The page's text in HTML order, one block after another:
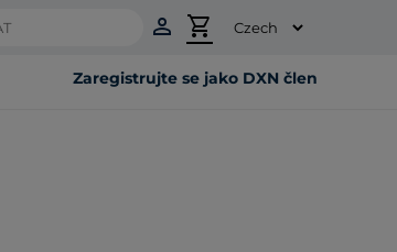
person shopping_cart
Zaregistrujte se jako DXN člen